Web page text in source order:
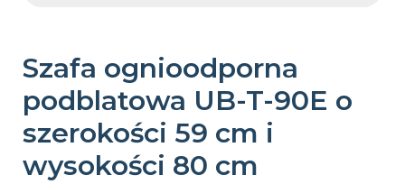
Szafa ognioodporna
podblatowa UB-T-90E o
szerokości 59 cm i
wysokości 80 cm